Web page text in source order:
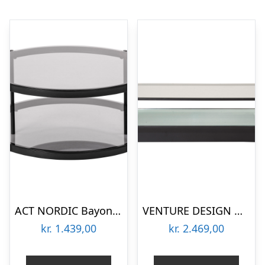
ACT NORDIC Bayonne rund sofabord, m. hylde – røgfarvet glas og sort metal (Ø75)
kr. 1.439,00
VENTURE DESIGN Maglehem sofabord, m. hylde – klar glas og sort metal (130×60)
kr. 2.469,00